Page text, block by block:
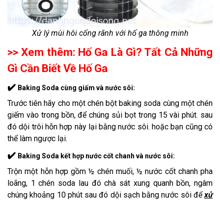
Xử lý mùi hôi cống rãnh với hố ga thông minh
>> Xem thêm: Hố Ga Là Gì? Tất Cả Những
Gì Cần Biết Về Hố Ga
✔️ Baking Soda cùng giấm và nước sôi:
Trước tiên hãy cho một chén bột baking soda cùng một chén
giếm vào trong bồn, để chúng sủi bọt trong 15 vài phút. sau
đó dội trôi hỗn hợp này lại bằng nước sôi. hoặc bạn cũng có
thể làm ngược lại.
✔️ Baking Soda kết hợp nước cốt chanh và nước sôi:
Trộn một hỗn hợp gồm ½ chén muối, ½ nước cốt chanh pha
loãng, 1 chén soda lau đó chà sát xung quanh bồn, ngâm
chúng khoảng 10 phút sau đó dội sạch bằng nước sôi đểxử